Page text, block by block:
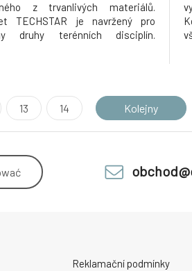
z trvanlivých materiálů.
TECHSTAR je navržený pro
druhy terénních disciplín.
ergonomická ko
13 14 Kolejny
Reklamační podmínky